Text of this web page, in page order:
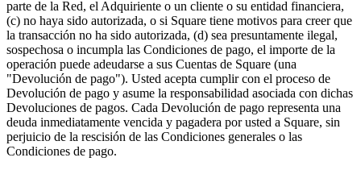
parte de la Red, el Adquiriente o un cliente o su entidad financiera,
(c) no haya sido autorizada, o si Square tiene motivos para creer que
la transacción no ha sido autorizada, (d) sea presuntamente ilegal,
sospechosa o incumpla las Condiciones de pago, el importe de la
operación puede adeudarse a sus Cuentas de Square (una
"Devolución de pago"). Usted acepta cumplir con el proceso de
Devolución de pago y asume la responsabilidad asociada con dichas
Devoluciones de pagos. Cada Devolución de pago representa una
deuda inmediatamente vencida y pagadera por usted a Square, sin
perjuicio de la rescisión de las Condiciones generales o las
Condiciones de pago.